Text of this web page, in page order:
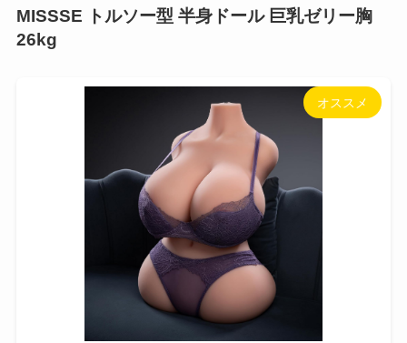
MISSSE トルソー型 半身ドール 巨乳ゼリー胸
26kg
オススメ